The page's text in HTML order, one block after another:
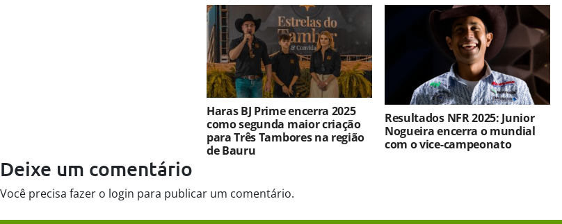
Haras BJ Prime encerra 2025
como segunda maior criação
para Três Tambores na região
de Bauru
Resultados NFR 2025: Junior
Nogueira encerra o mundial
com o vice-campeonato
Deixe um comentário
Você precisa fazer o login para publicar um comentário.